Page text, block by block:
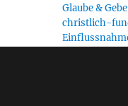
Glaube &
christlich-